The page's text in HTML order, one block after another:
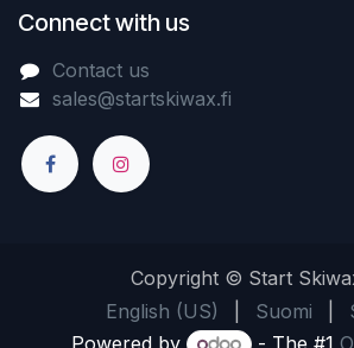
Connect with us
Contact us
sales@startskiwax.fi
Copyright © Start
English (US)
Suomi
Powered by
- The #1